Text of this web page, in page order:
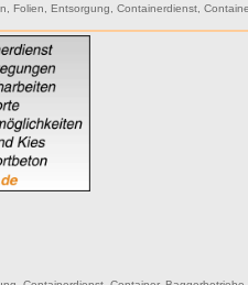
,Folien ,Entsorgung ,Containerdienst ,